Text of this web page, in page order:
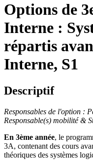
Options de
Interne :
répartis
Interne, S1
Descriptif
Responsables de l'option :
Responsable(s) mobilité &
En 3ème année, le
3A, contenant des cours
théoriques des systèmes